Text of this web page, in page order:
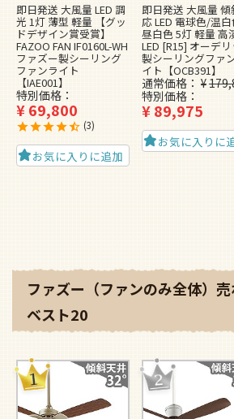
即日発送 大風量 LED 調
光 1灯 薄型 軽量 【グッ
ドデザイン賞受賞】
FAZOO FAN IF0160L-WH
ファズー製シーリング
ファンライト
【IAE001】
特別価格
¥69,800
3
お気に入りに追加
即日発送 大風量 傾
応 LED 電球色/温
昼白色 5灯 軽量 高
LED [R15] オーデリ
製シーリングファ
イト【OCB391】
通常価格 ¥
特別価格
¥89,975
お気に入りに
ファズー（ファンのみ全体）
ベスト20